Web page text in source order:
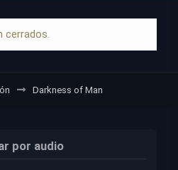
Darkness of Man
por audio